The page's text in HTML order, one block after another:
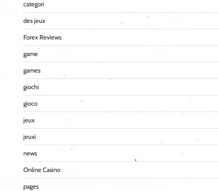
categori
des jeux
Forex Reviews
game
games
giochi
gioco
jeux
jeuxi
news
Online Casino
pages